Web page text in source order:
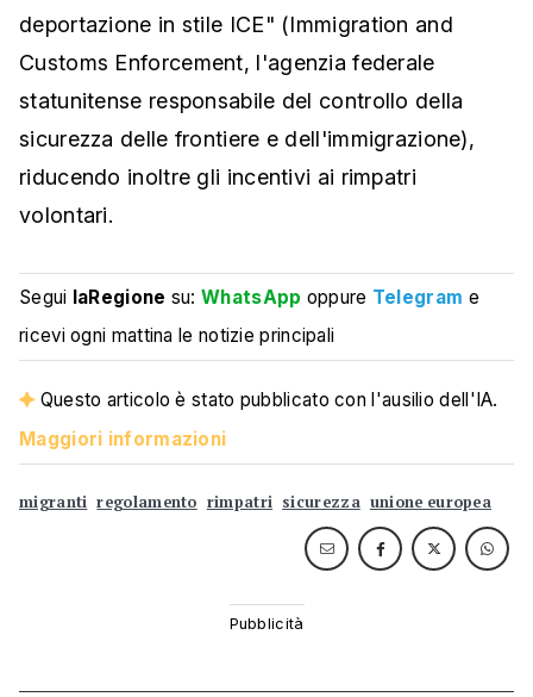
deportazione in stile ICE" (Immigration and
Customs Enforcement, l'agenzia federale
statunitense responsabile del controllo della
sicurezza delle frontiere e dell'immigrazione),
riducendo inoltre gli incentivi ai rimpatri
volontari.
Segui laRegione su:WhatsApp oppure Telegram e
ricevi ogni mattina le notizie principali
Questo articolo è stato pubblicato con l'ausilio dell'IA.
Maggiori informazioni
migranti regolamento rimpatri sicurezza unione europea